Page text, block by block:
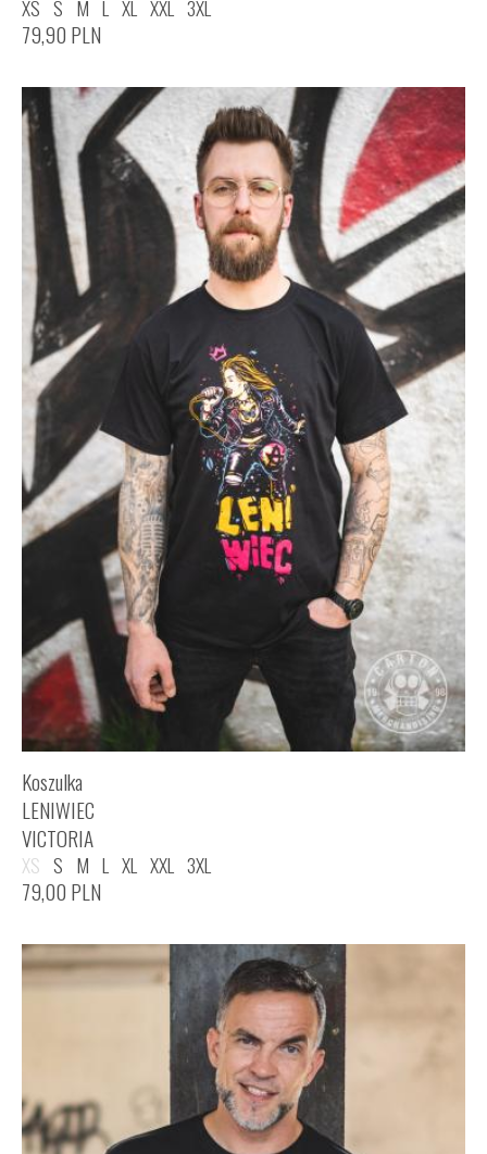
XS S M L XL XXL 3XL
79,90 PLN
Koszulka
LENIWIEC
VICTORIA
XS S M L XL XXL 3XL
79,00 PLN